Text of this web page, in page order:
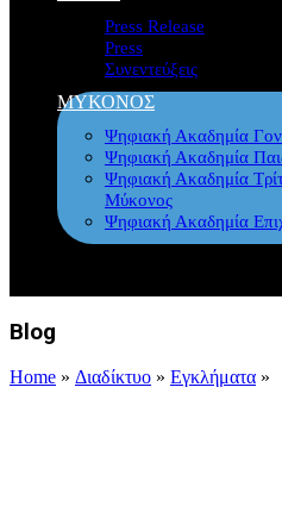
Press Release
Press
Συνεντεύξεις
ΜΥΚΟΝΟΣ
Ψηφιακή Ακαδημία
Ψηφιακή Ακαδημία
Ψηφιακή Ακαδημία
Μύκονος
Ψηφιακή Ακαδημία
Blog
Home » Διαδίκτυο » Εγκλήματα »